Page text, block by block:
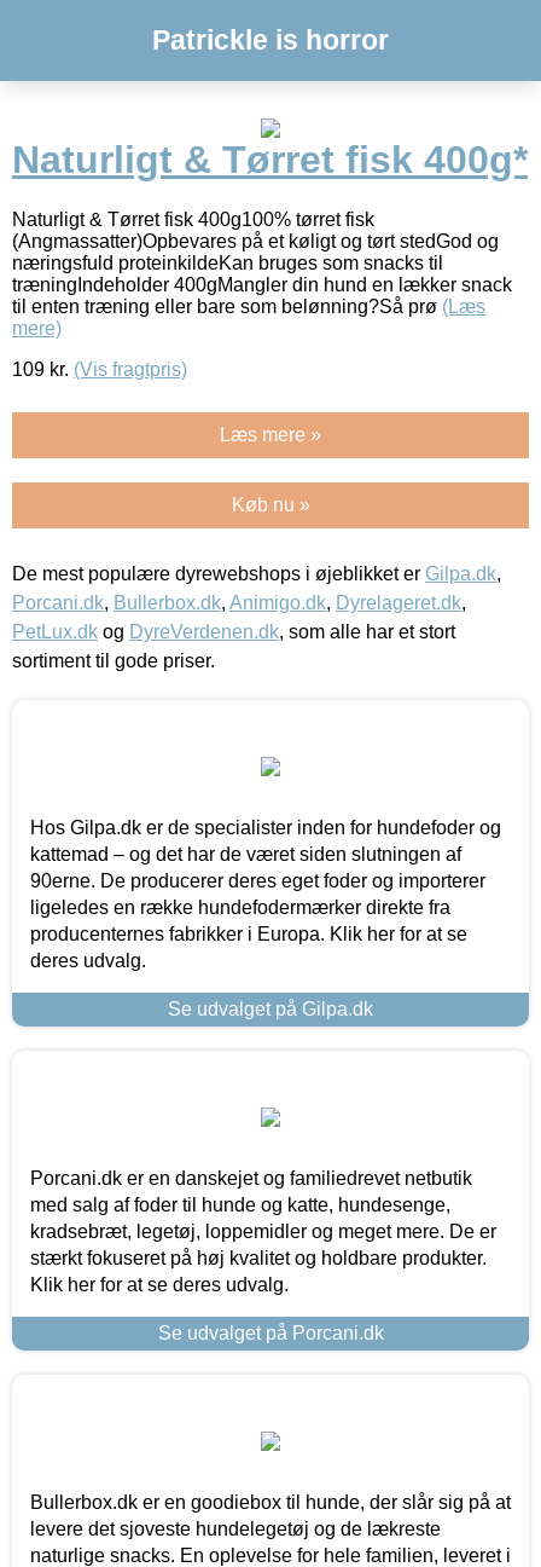
Patrickle is horror
Naturligt & Tørret fisk 400g*
Naturligt & Tørret fisk 400g100% tørret fisk
(Angmassatter)Opbevares på et køligt og tørt stedGod og
næringsfuld proteinkildeKan bruges som snacks til
træningIndeholder 400gMangler din hund en lækker snack
til enten træning eller bare som belønning?Så prø (Læs
mere)
109 kr. (Vis fragtpris)
Læs mere »
Køb nu »
De mest populære dyrewebshops i øjeblikket er Gilpa.dk,
Porcani.dk, Bullerbox.dk, Animigo.dk, Dyrelageret.dk,
PetLux.dk og DyreVerdenen.dk, som alle har et stort
sortiment til gode priser.
Hos Gilpa.dk er de specialister inden for hundefoder og
kattemad – og det har de været siden slutningen af
90erne. De producerer deres eget foder og importerer
ligeledes en række hundefodermærker direkte fra
producenternes fabrikker i Europa. Klik her for at se
deres udvalg.
Se udvalget på Gilpa.dk
Porcani.dk er en danskejet og familiedrevet netbutik
med salg af foder til hunde og katte, hundesenge,
kradsebræt, legetøj, loppemidler og meget mere. De er
stærkt fokuseret på høj kvalitet og holdbare produkter.
Klik her for at se deres udvalg.
Se udvalget på Porcani.dk
Bullerbox.dk er en goodiebox til hunde, der slår sig på at
levere det sjoveste hundelegetøj og de lækreste
naturlige snacks. En oplevelse for hele familien, leveret i